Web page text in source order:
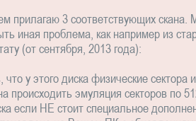
прилагаю 3 соответствующих
иная проблема, как например из
(от сентября, 2013 года):
что у этого диска физические
происходить эмуляция секторов по
если НЕ стоит специальное